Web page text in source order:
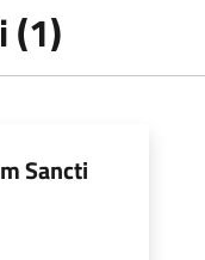
(1)
Sancti